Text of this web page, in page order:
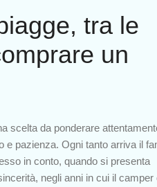
perplessa. "Cos'era ...
tra le
un
scelta da ponderare
e pazienza. Ogni tanto arriva il
in conto, quando si presenta
negli anni in cui il camper